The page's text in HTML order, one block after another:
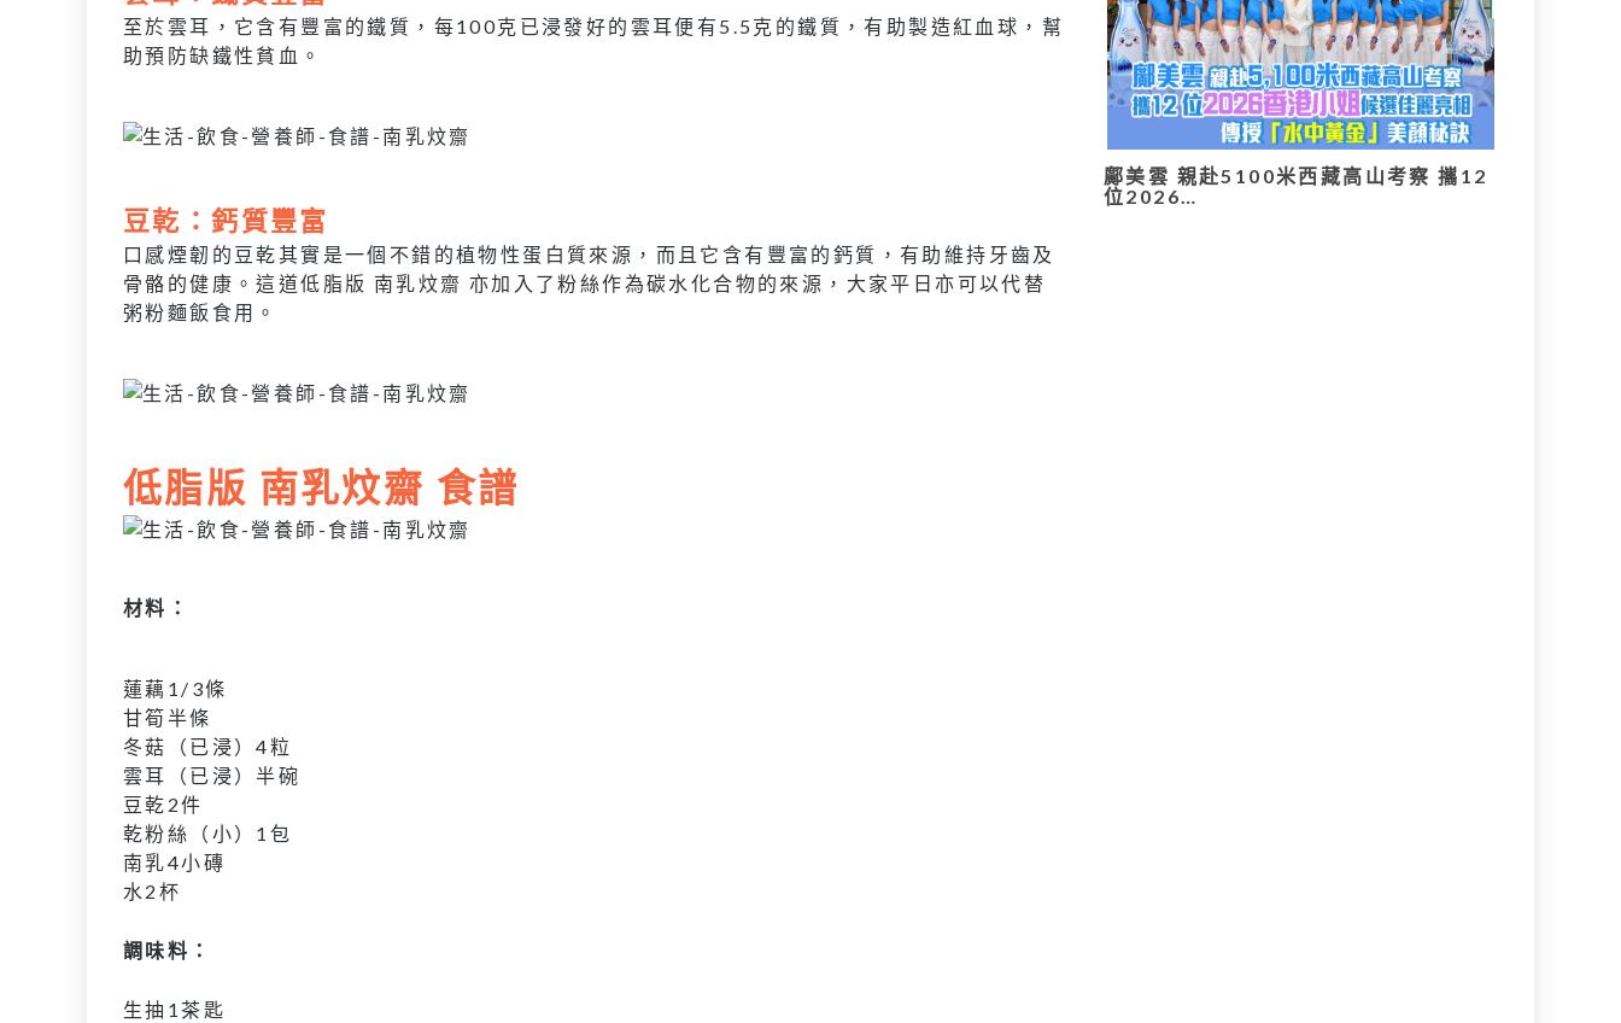
至於雲耳，它含有豐富的鐵質，每100克已浸發好的雲耳便有5.5克的鐵質，有助製造紅血球，幫
助預防缺鐵性貧血。
豆乾：鈣質豐富
口感煙韌的豆乾其實是一個不錯的植物性蛋白質來源，而且它含有豐富的鈣質，有助維持牙齒及
骨骼的健康。這道低脂版 南乳炆齋 亦加入了粉絲作為碳水化合物的來源，大家平日亦可以代替
粥粉麵飯食用。
低脂版 南乳炆齋 食譜
材料：
蓮藕1/3條
甘筍半條
冬菇（已浸）4粒
雲耳（已浸）半碗
豆乾2件
乾粉絲（小）1包
南乳4小磚
水2杯
調味料：
生抽1茶匙
鄺美雲 親赴5100米西藏高山考察 攜12
位2026…